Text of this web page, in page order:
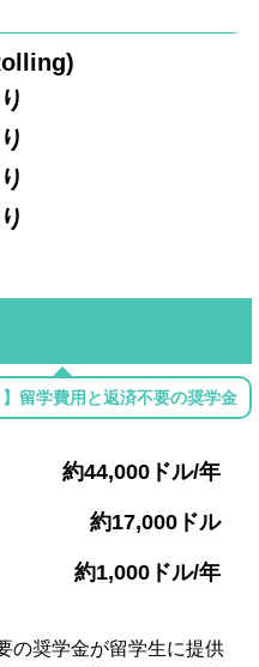
】留学費用と返済不要の奨学金
約44,000ドル/年
約17,000ドル
約1,000ドル/年
の奨学金が留学生に提供